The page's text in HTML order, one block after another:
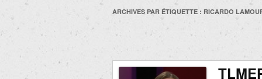
ARCHIVES PAR ÉTIQUETTE : RICARDO